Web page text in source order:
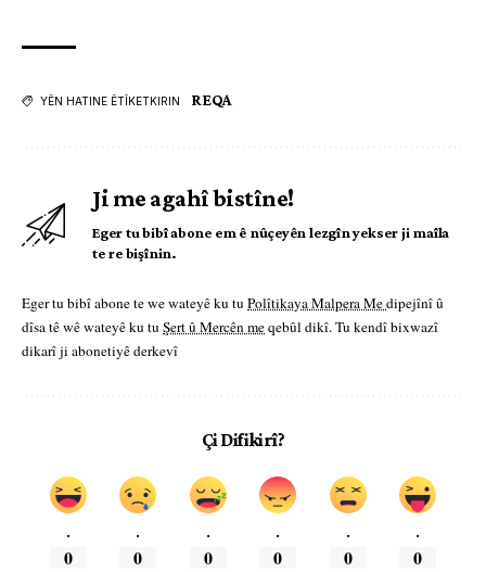
YÊN HATINE ÊTÎKETKIRIN REQA
Ji me agahî bistîne!
Eger tu bibî abone em ê nûçeyên lezgîn yekser ji maîla
te re bişînin.
Eger tu bibî abone te we wateyê ku tu Polîtikaya Malpera Medipejînî û
dîsa tê wê wateyê ku tu Şert û Mercên meqebûl dikî. Tu kendî bixwazî
dikarî ji abonetiyê derkevî
Çi Difikirî?
.
0
.
0
.
0
.
0
.
0
.
0